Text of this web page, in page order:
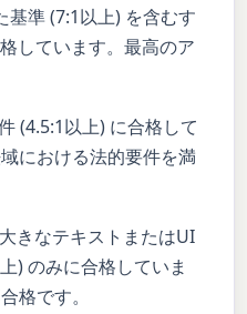
基準 (7:1以上) を含むす
しています。最高のア
(4.5:1以上) に合格して
における法的要件を満
大きなテキストまたはUI
) のみに合格していま
格です。